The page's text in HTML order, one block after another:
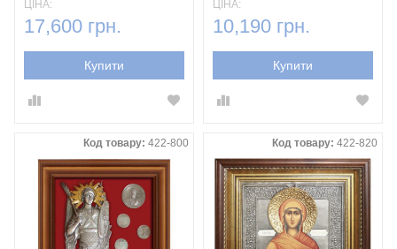
ЦІНА:
17,600 грн.
Купити
ЦІНА:
10,190 грн.
Купити
Код товару: 422-800 Код товару: 422-820